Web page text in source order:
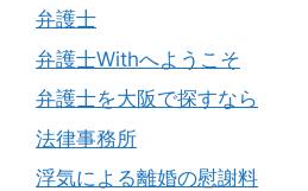
弁護士
弁護士Withへようこそ
弁護士を大阪で探すなら
法律事務所
浮気による離婚の慰謝料